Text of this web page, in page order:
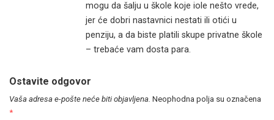
mogu da šalju u škole koje iole nešto vrede,
jer će dobri nastavnici nestati ili otići u
penziju, a da biste platili skupe privatne škole
– trebaće vam dosta para.
Ostavite odgovor
Vaša adresa e-pošte neće biti objavljena. Neophodna polja su označena
*